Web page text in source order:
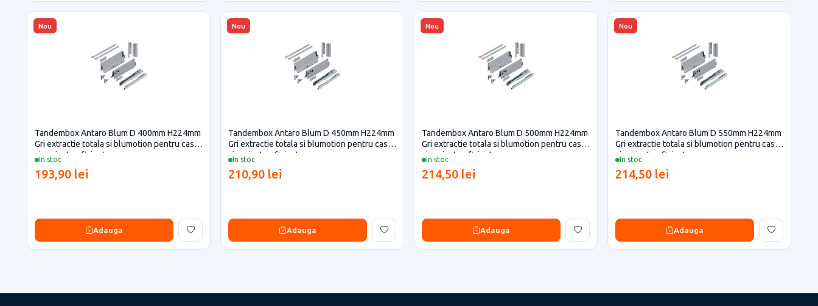
Nou
In stoc
Tandembox Antaro Blum D 400mm H224mm
Gri extractie totala si blumotion pentru casa
si proiecte eficiente
193,90 lei
Adauga
Nou
In stoc
Tandembox Antaro Blum D 450mm H224mm
Gri extractie totala si blumotion pentru casa
si proiecte eficiente
210,90 lei
Adauga
Nou
In stoc
Tandembox Antaro Blum D 500mm H224mm
Gri extractie totala si blumotion pentru casa
si proiecte eficiente
214,50 lei
Adauga
Nou
In stoc
Tandembox Antaro Blum D 550mm H224mm
Gri extractie totala si blumotion pentru casa
si proiecte eficiente
214,50 lei
Adauga